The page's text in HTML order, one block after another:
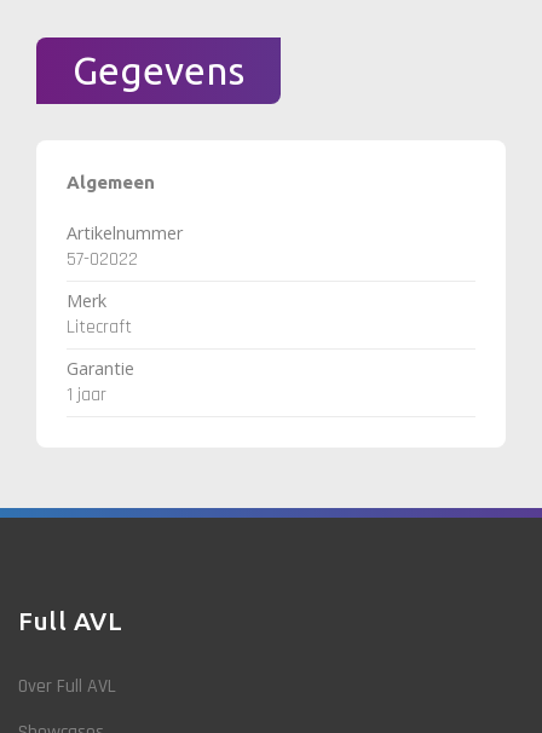
Gegevens
Algemeen
Artikelnummer
57-02022
Merk
Litecraft
Garantie
1 jaar
Full AVL
Over Full AVL